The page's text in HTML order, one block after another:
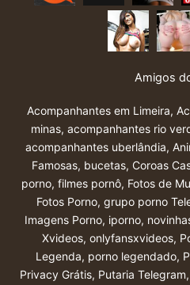
Amigos
Acompanhantes em Limeira,
minas, acompanhantes rio
acompanhantes uberlândia,
Famosas, bucetas, Coroas
porno, filmes pornô, Fotos de
Fotos Porno, grupo porno
Imagens Porno, iporno,
Xvideos, onlyfansxvideos,
Legenda, porno legendado,
Privacy Grátis, Putaria Telegram,